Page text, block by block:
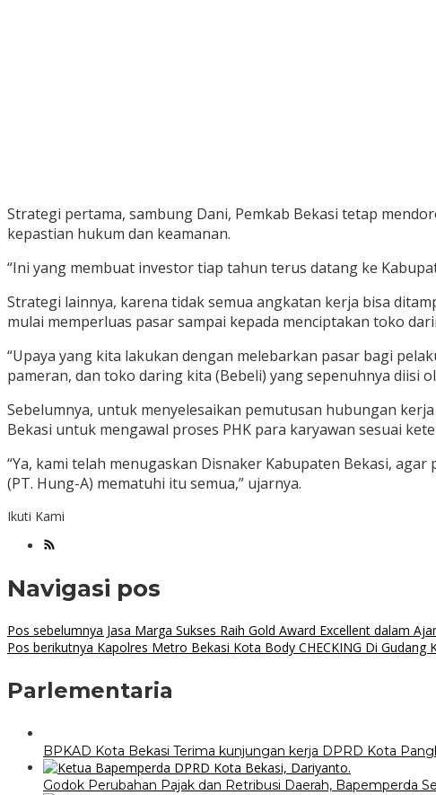
Strategi pertama, sambung Dani, Pemkab Bekasi tetap
kepastian hukum dan keamanan.
“Ini yang membuat investor tiap tahun terus datang ke
Strategi lainnya, karena tidak semua angkatan kerja bisa
mulai memperluas pasar sampai kepada menciptakan toko
“Upaya yang kita lakukan dengan melebarkan pasar bagi
pameran, dan toko daring kita (Bebeli) yang sepenuhnya diisi
Sebelumnya, untuk menyelesaikan pemutusan hubungan
Bekasi untuk mengawal proses PHK para karyawan sesuai
“Ya, kami telah menugaskan Disnaker Kabupaten Bekasi,
(PT. Hung-A) mematuhi itu semua,” ujarnya.
Ikuti Kami
Navigasi pos
Pos sebelumnya Jasa Marga Sukses Raih Gold Award Excellent dalam
Pos berikutnya Kapolres Metro Bekasi Kota Body CHECKING Di Gudang
Parlementaria
BPKAD Kota Bekasi Terima kunjungan kerja DPRD Kota
Godok Perubahan Pajak dan Retribusi Daerah, Bapemperda